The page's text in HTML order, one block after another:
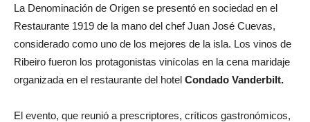
La Denominación de Origen se presentó en sociedad en el
Restaurante 1919 de la mano del chef Juan José Cuevas,
considerado como uno de los mejores de la isla. Los vinos de
Ribeiro fueron los protagonistas vinícolas en la cena maridaje
organizada en el restaurante del hotel Condado Vanderbilt.
El evento, que reunió a prescriptores, críticos gastronómicos,